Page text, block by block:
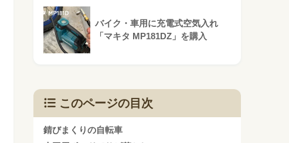
バイク・車用に充電式空気入れ
「マキタ MP181DZ」を購入
このページの目次
錆びまくりの自転車